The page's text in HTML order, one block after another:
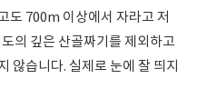
도 700m 이상에서 자라고 저
의 깊은 산골짜기를 제외하고
않습니다. 실제로 눈에 잘 띄지